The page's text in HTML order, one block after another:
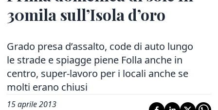
30mila sull’Isola d’oro
Grado presa d’assalto, code di auto lungo
le strade e spiagge piene Folla anche in
centro, super-lavoro per i locali anche se
molti erano chiusi
15 aprile 2013